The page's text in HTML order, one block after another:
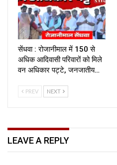
सेंधवा : रोजानीमाल में 150 से
अधिक आदिवासी परिवारों को मिले
वन अधिकार पट्टे, जनजातीय…
PREV NEXT
LEAVE A REPLY